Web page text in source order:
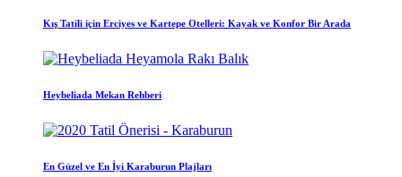
Kış Tatili için Erciyes ve Kartepe Otelleri: Kayak ve Konfor Bir Arada
Heybeliada Mekan Rehberi
En Güzel ve En İyi Karaburun Plajları